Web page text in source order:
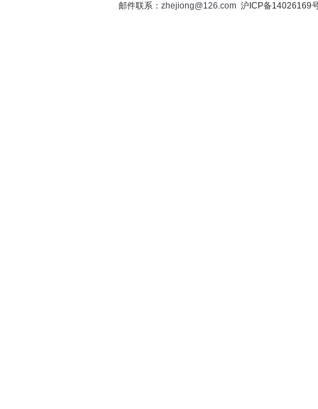
邮件联系： zhejiong@126.com沪ICP备14026169